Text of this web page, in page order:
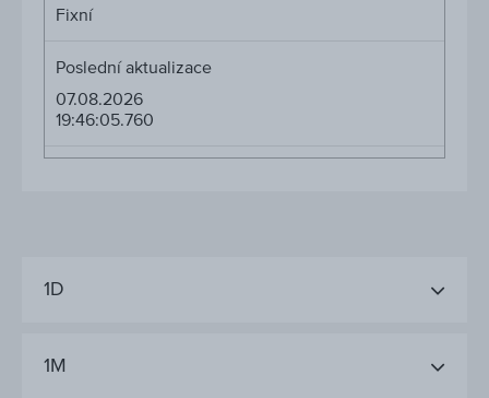
Fixní
Poslední aktualizace
07.08.2026
19:46:05.760
1D
1M